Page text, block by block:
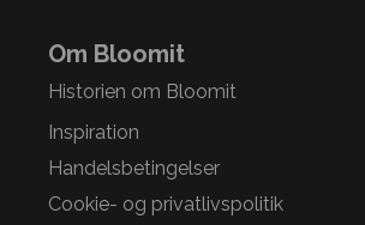
Om Bloomit
Historien om Bloomit
Inspiration
Handelsbetingelser
Cookie- og privatlivspolitik